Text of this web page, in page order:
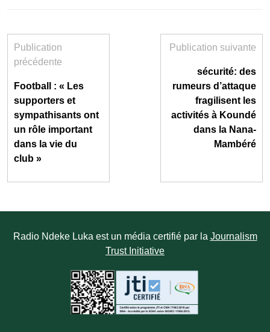
Publication
précédente
Football : « Les
supporters et
sympathisants ont
un rôle important
dans la vie du
club »
Publication suivante
sécurité: des
rumeurs d’attaque
fragilisent les
activités à Koundé
dans la Nana-
Mambéré
Radio Ndeke Luka est un média certifié par la Journalism
Trust Initiative